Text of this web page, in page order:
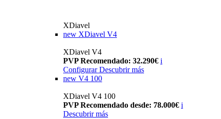
XDiavel
new XDiavel V4
XDiavel V4
PVP Recomendado: 32.290€ i
Configurar Descubrir más
new V4 100
XDiavel V4 100
PVP Recomendado desde: 78.000€ i
Descubrir más